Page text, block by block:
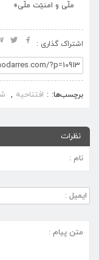
اشتراک گذاری :
برچسب‌ها: افتتاحیه ,
نظرات